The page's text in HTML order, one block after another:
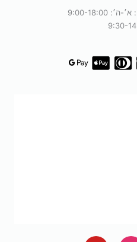
9:00-18:00